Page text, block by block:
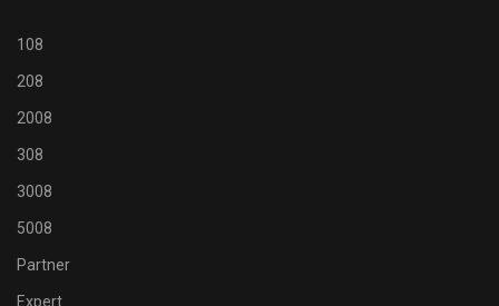
108
208
2008
308
3008
5008
Partner
Expert